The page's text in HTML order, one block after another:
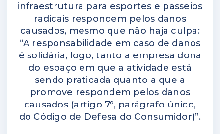
infraestrutura para esportes e passeios
radicais respondem pelos danos
causados, mesmo que não haja culpa:
“A responsabilidade em caso de danos
é solidária, logo, tanto a empresa dona
do espaço em que a atividade está
sendo praticada quanto a que a
promove respondem pelos danos
causados (artigo 7º, parágrafo único,
do Código de Defesa do Consumidor)”.